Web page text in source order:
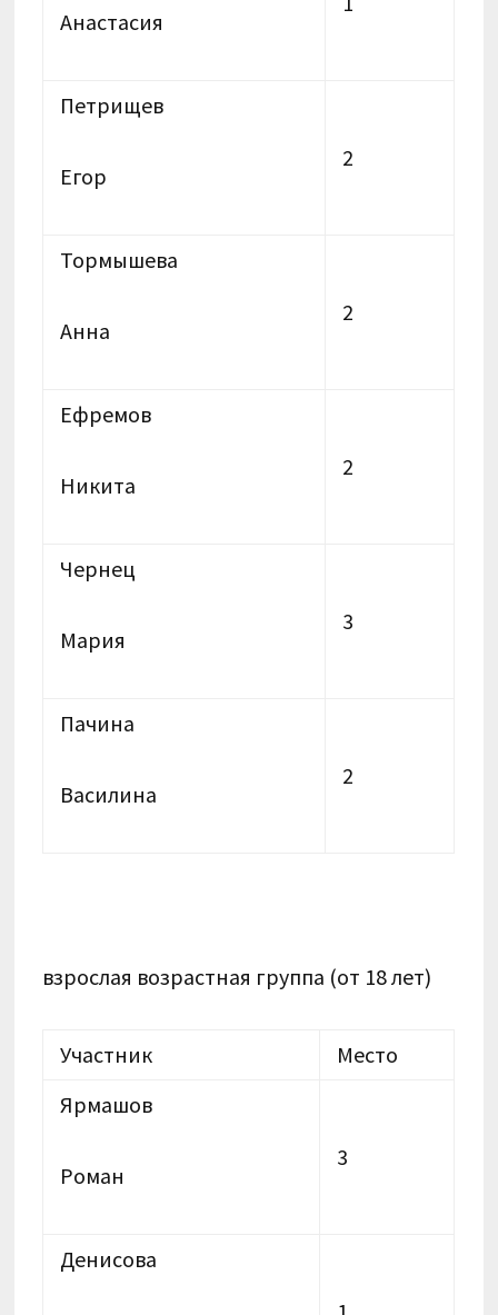
Анастасия
Петрищев
Егор
2
Тормышева
Анна
2
Ефремов
Никита
2
Чернец
Мария
3
Пачина
Василина
2
взрослая возрастная группа (от 18 лет)
Участник
Место
Ярмашов
Роман
3
Денисова